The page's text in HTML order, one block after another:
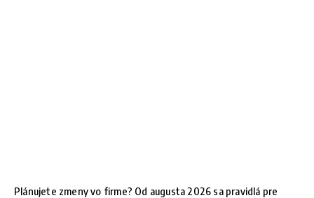
Plánujete zmeny vo firme? Od augusta 2026 sa pravidlá pre